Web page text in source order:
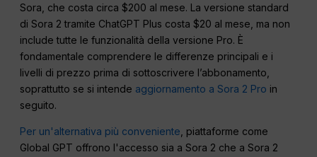
Sora, che costa circa $200 al mese. La versione standard
di Sora 2 tramite ChatGPT Plus costa $20 al mese, ma non
include tutte le funzionalità della versione Pro. È
fondamentale comprendere le differenze principali e i
livelli di prezzo prima di sottoscrivere l’abbonamento,
soprattutto se si intende aggiornamento a Sora 2 Pro in
seguito.
Per un'alternativa più conveniente , piattaforme come
Global GPT offrono l'accesso sia a Sora 2 che a Sora 2